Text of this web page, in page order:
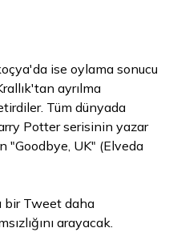
ise oylama sonucu
ayrılma
Tüm dünyada
Potter serisinin yazar
"Goodbye, UK" (Elveda
bir Tweet daha
arayacak.